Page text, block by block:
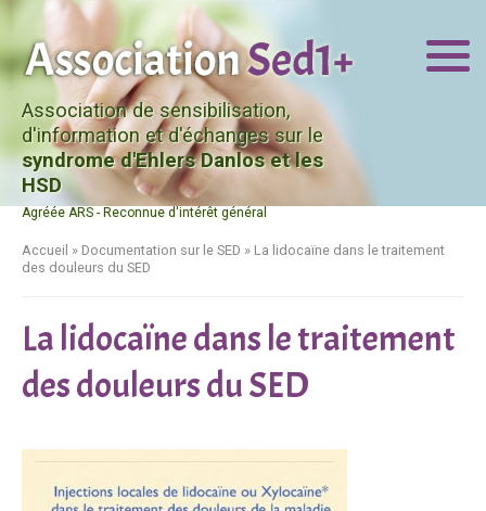
Association de sensibilisation,
d'information et d'échanges sur le
syndrome d'Ehlers Danlos et les
HSD
Agréée ARS - Reconnue d'intérêt général
Accueil » Documentation sur le SED » La lidocaïne dans le traitement
des douleurs du SED
La lidocaïne dans le traitement
des douleurs du SED